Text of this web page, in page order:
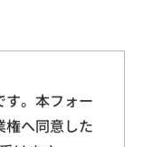
利用環境、
ザーのIPア
、端末の個体
します。
契約は、お客
す。本フォー
権へ同意した